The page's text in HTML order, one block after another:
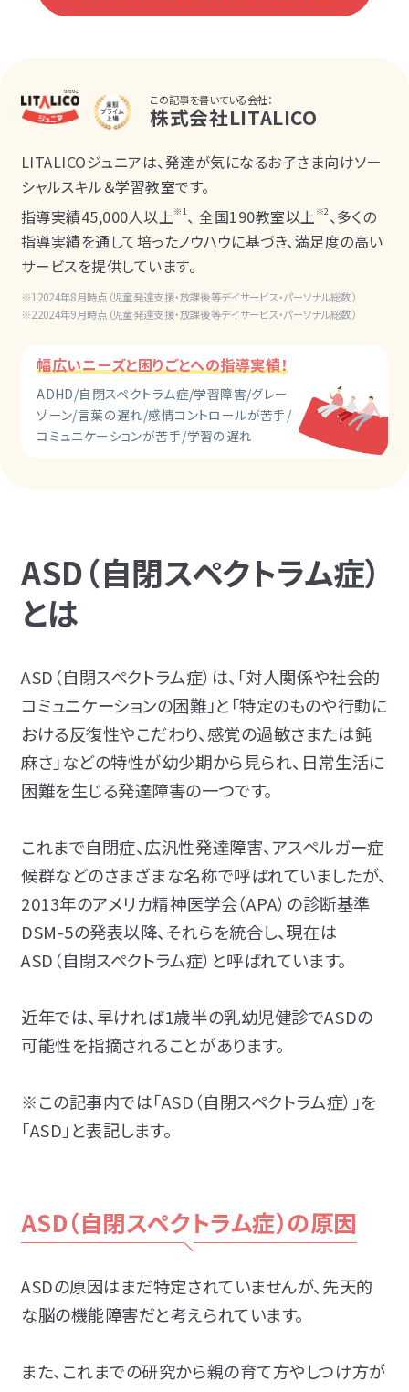
この記事を書いている会社：
株式会社LITALICO
LITALICOジュニアは、発達が気になるお子さま向けソー
シャルスキル＆学習教室です。
指導実績45,000人以上 ※1 、 全国190教室以上 ※2 、多くの
指導実績を通して培ったノウハウに基づき、満足度の高い
サービスを提供しています。
2024年8月時点（児童発達支援・放課後等デイサービス・パーソナル総数）
2024年9月時点（児童発達支援・放課後等デイサービス・パーソナル総数）
幅広いニーズと困りごとへの指導実績！
ADHD/自閉スペクトラム症/学習障害/グレー
ゾーン/言葉の遅れ/感情コントロールが苦手/
コミュニケーションが苦手/学習の遅れ
ASD（自閉スペクトラム症）
とは
ASD（自閉スペクトラム症）は、「対人関係や社会的
コミュニケーションの困難」と「特定のものや行動に
おける反復性やこだわり、感覚の過敏さまたは鈍
麻さ」などの特性が幼少期から見られ、日常生活に
困難を生じる発達障害の一つです。
これまで自閉症、広汎性発達障害、アスペルガー症
候群などのさまざまな名称で呼ばれていましたが、
2013年のアメリカ精神医学会（APA）の診断基準
DSM-5の発表以降、それらを統合し、現在は
ASD（自閉スペクトラム症）と呼ばれています。
近年では、早ければ1歳半の乳幼児健診でASDの
可能性を指摘されることがあります。
※この記事内では「ASD（自閉スペクトラム症）」を
「ASD」と表記します。
ASD（自閉スペクトラム症）の原因
ASDの原因はまだ特定されていませんが、先天的
な脳の機能障害だと考えられています。
また、これまでの研究から親の育て方やしつけ方が